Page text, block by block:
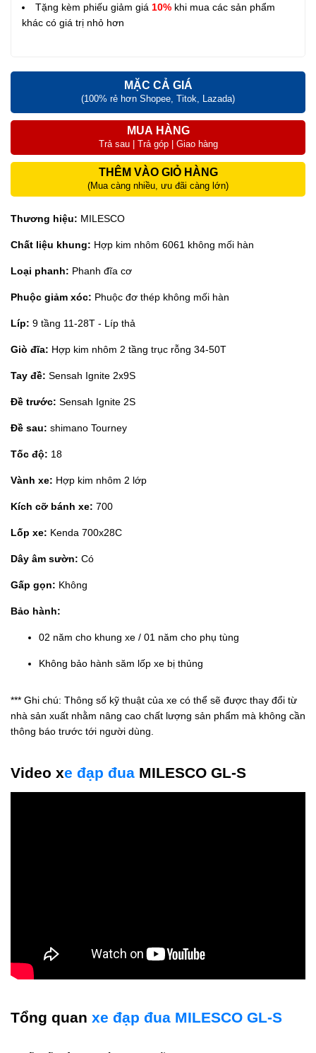
Tặng kèm phiếu giảm giá 10% khi mua các sản phẩm
khác có giá trị nhỏ hơn
MẶC CẢ GIÁ
(100% rẻ hơn Shopee, Titok, Lazada)
MUA HÀNG
Trả sau | Trả góp | Giao hàng
THÊM VÀO GIỎ HÀNG
(Mua càng nhiều, ưu đãi càng lớn)
Thương hiệu: MILESCO
Chất liệu khung: Hợp kim nhôm 6061 không mối hàn
Loại phanh: Phanh đĩa cơ
Phuộc giảm xóc: Phuộc đơ thép không mối hàn
Líp: 9 tầng 11-28T - Líp thả
Giò đĩa: Hợp kim nhôm 2 tầng trục rỗng 34-50T
Tay đề: Sensah Ignite 2x9S
Đề trước: Sensah Ignite 2S
Đề sau: shimano Tourney
Tốc độ: 18
Vành xe: Hợp kim nhôm 2 lớp
Kích cỡ bánh xe: 700
Lốp xe: Kenda 700x28C
Dây âm sườn: Có
Gấp gọn: Không
Bảo hành:
02 năm cho khung xe / 01 năm cho phụ tùng
Không bảo hành săm lốp xe bị thủng
*** Ghi chú: Thông số kỹ thuật của xe có thể sẽ được thay đổi từ
nhà sản xuất nhằm nâng cao chất lượng sản phẩm mà không cần
thông báo trước tới người dùng.
Video xe đạp đua MILESCO GL-S
Tổng quan xe đạp đua MILESCO GL-S